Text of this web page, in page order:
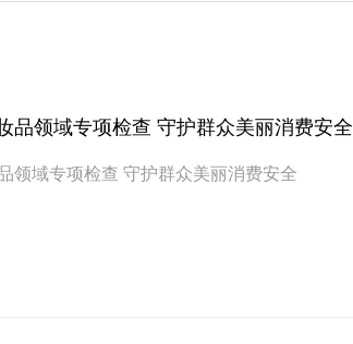
品领域专项检查 守护群众美丽消费安全
领域专项检查 守护群众美丽消费安全